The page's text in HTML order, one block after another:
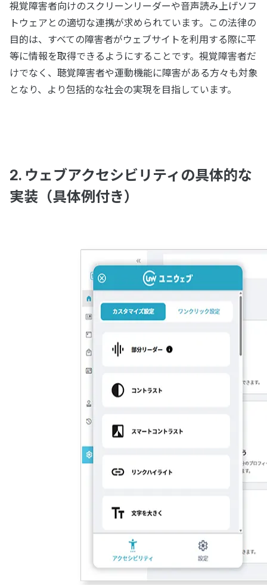
視覚障害者向けのスクリーンリーダーや音声読み上げソフ
トウェアとの適切な連携が求められています。この法律の
目的は、すべての障害者がウェブサイトを利用する際に平
等に情報を取得できるようにすることです。視覚障害者だ
けでなく、聴覚障害者や運動機能に障害がある方々も対象
となり、より包括的な社会の実現を目指しています。
2. ウェブアクセシビリティの具体的な
実装（具体例付き）